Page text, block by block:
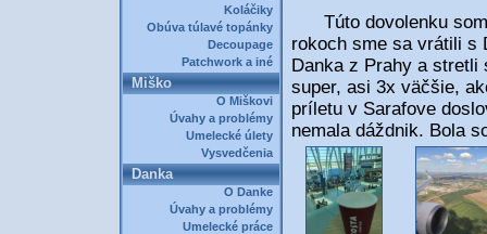
Koláčiky
Obúva túlavé topánky
Decoupage
Patchwork a iné
Miško
O Miškovi
Úvahy a problémy
Umelecké úlety
Vysvedčenia
Danka
O Danke
Úvahy a problémy
Umelecké práce
Túto dovolenku som
rokoch sme sa vrátili s
Danka z Prahy a stretli
super, asi 3x väčšie,
príletu v Sarafove
nemala dáždnik. Bola